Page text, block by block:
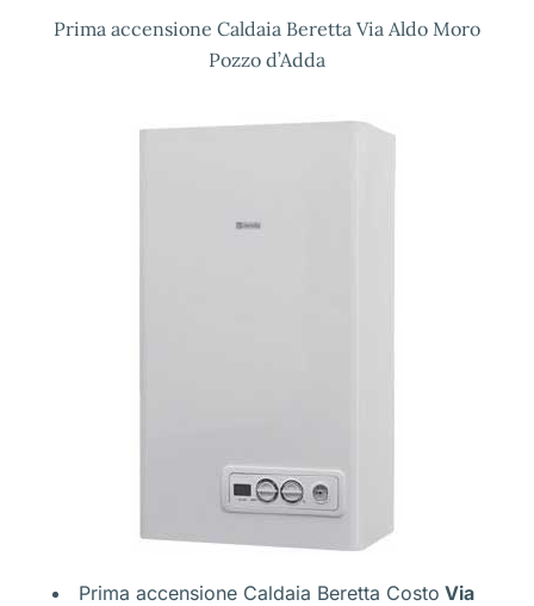
Prima accensione Caldaia Beretta Via Aldo Moro
Pozzo d’Adda
Prima accensione Caldaia Beretta Costo Via